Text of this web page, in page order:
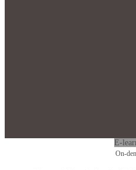
E-
On-